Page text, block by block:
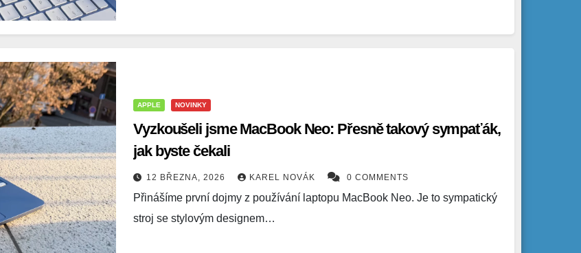
APPLE NOVINKY
Vyzkoušeli jsme MacBook Neo: Přesně takový sympaťák,
jak byste čekali
12 BŘEZNA, 2026 KAREL NOVÁK 0 COMMENTS
Přinášíme první dojmy z používání laptopu MacBook Neo. Je to sympatický
stroj se stylovým designem…